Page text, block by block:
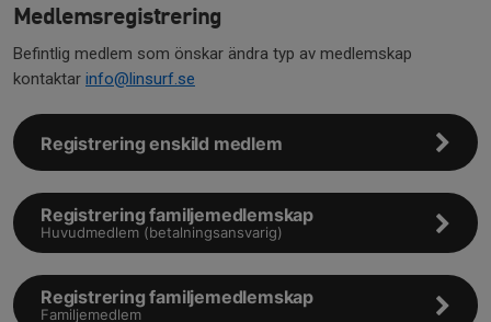
Medlemsregistrering
Befintlig medlem som önskar ändra typ av medlemskap
kontaktar info@linsurf.se
Registrering enskild medlem
Registrering familjemedlemskap
Huvudmedlem (betalningsansvarig)
Registrering familjemedlemskap
Familjemedlem